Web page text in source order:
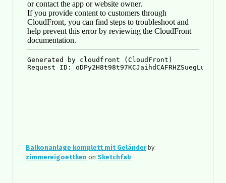
Balkonanlage komplett mit Geländerby
zimmereigoettken on Sketchfab